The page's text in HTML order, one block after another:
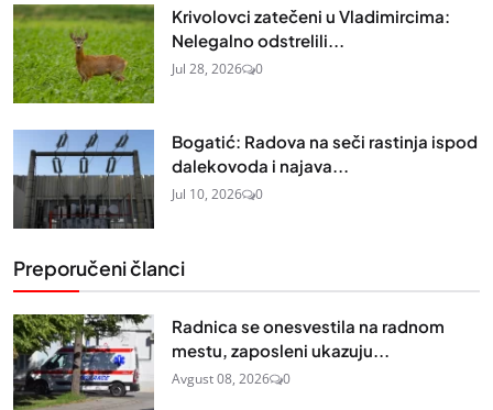
Krivolovci zatečeni u Vladimircima:
Nelegalno odstrelili...
Jul 28, 2026 0
Bogatić: Radova na seči rastinja ispod
dalekovoda i najava...
Jul 10, 2026 0
Preporučeni članci
Radnica se onesvestila na radnom
mestu, zaposleni ukazuju...
Avgust 08, 2026 0